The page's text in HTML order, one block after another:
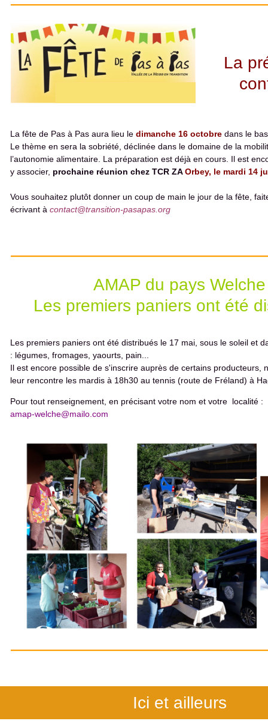
La
La fête de Pas à Pas aura lieu le dimanche 16 octobre dans le
Le thème en sera la sobriété, déclinée dans le domaine de la
l’autonomie alimentaire. La préparation est déjà en cours. Il est
y associer, prochaine réunion chez TCR ZAOrbey, le mardi 14
Vous souhaitez plutôt donner un coup de main le jour de la fête,
écrivant à contact@transition-pasapas.org
AMAP du pays Welche
Les premiers paniers ont été
Les premiers paniers ont été distribués le 17 mai, sous le soleil et
: légumes, fromages, yaourts, pain...
Il est encore possible de s'inscrire auprès de certains producteurs,
leur rencontre les mardis à 18h30 au tennis (route de Fréland) à
Pour tout renseignement, en précisant votre nom et votre localité :
amap-welche@mailo.com
Ici et ailleurs